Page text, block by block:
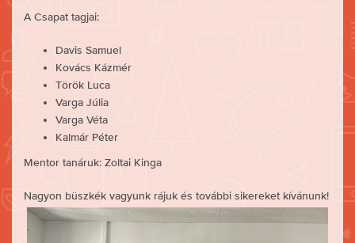
A Csapat tagjai:
Davis Samuel
Kovács Kázmér
Török Luca
Varga Júlia
Varga Véta
Kalmár Péter
Mentor tanáruk: Zoltai Kinga
Nagyon büszkék vagyunk rájuk és további sikereket kívánunk!